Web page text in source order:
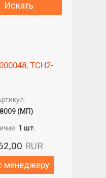
Искать
TCH2-
(МП)
1 шт.
RUR
менеджеру